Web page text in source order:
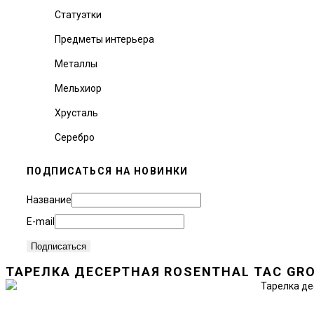
Статуэтки
Предметы интерьера
Металлы
Мельхиор
Хрусталь
Серебро
ПОДПИСАТЬСЯ НА НОВИНКИ
Название
E-mail
ТАРЕЛКА ДЕСЕРТНАЯ ROSENTHAL TAC